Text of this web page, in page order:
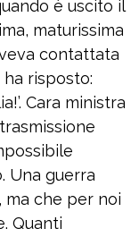
è uscito il
maturissima
contattata
risposto:
Cara ministra
Una guerra
ma che per noi
Quanti